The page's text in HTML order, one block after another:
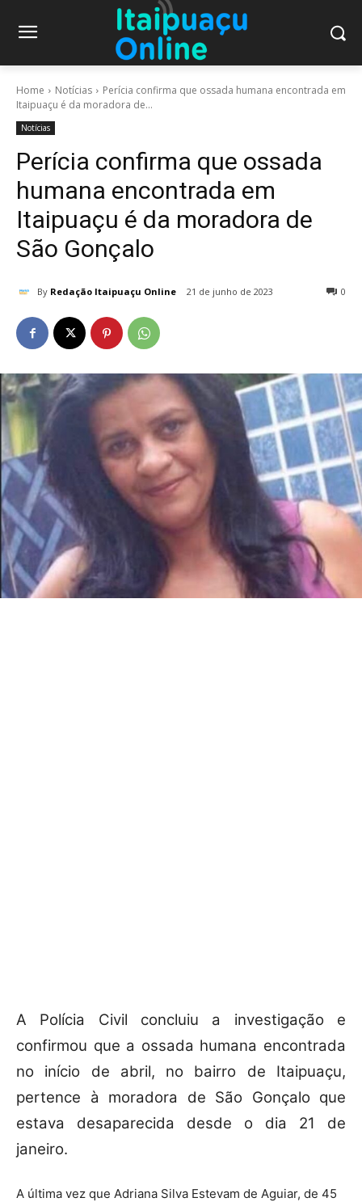
Home Notícias
Perícia confirma que ossada humana encontrada em
Itaipuaçu é da moradora de...
Notícias
Perícia confirma que ossada
humana encontrada em
Itaipuaçu é da moradora de
São Gonçalo
By Redação Itaipuaçu Online 21 de junho de 2023 0
A Polícia Civil concluiu a investigação e
confirmou que a ossada humana encontrada
no início de abril, no bairro de Itaipuaçu,
pertence à moradora de São Gonçalo que
estava desaparecida desde o dia 21 de
janeiro.
A última vez que Adriana Silva Estevam de Aguiar, de 45